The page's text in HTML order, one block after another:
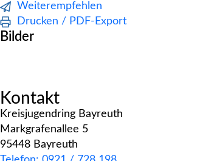
Weiterempfehlen
Drucken / PDF-Export
Bilder
Kontakt
Kreisjugendring Bayreuth
Markgrafenallee 5
95448 Bayreuth